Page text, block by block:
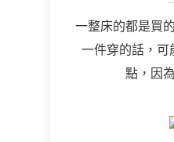
一整床的都是買
一件穿的話，可
點，因